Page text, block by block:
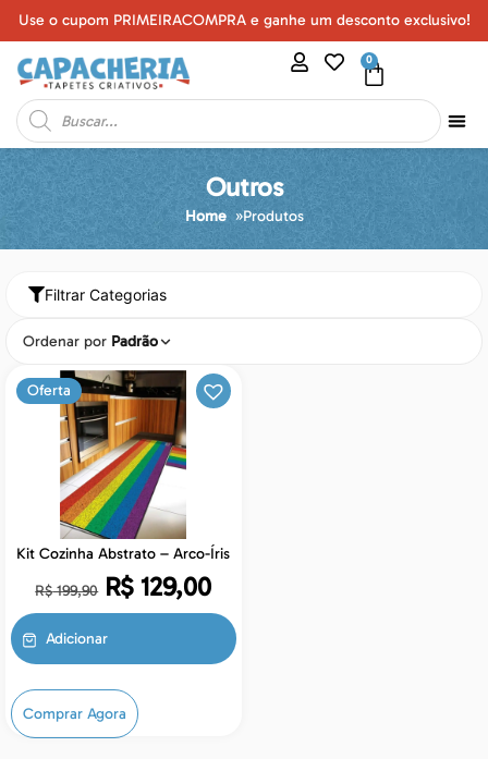
Use o cupom PRIMEIRACOMPRA e ganhe um desconto exclusivo!
0
Outros
Home»Produtos
Filtrar Categorias
Ordenar por Padrão
Oferta
Kit Cozinha Abstrato – Arco-Íris
R$199,90 R$ 129,00
Adicionar
Comprar Agora